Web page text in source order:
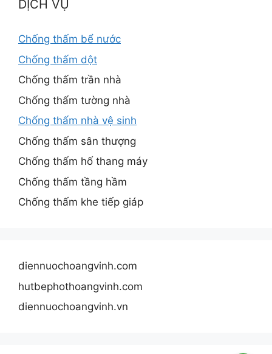
DỊCH VỤ
Chống thấm bể nước
Chống thấm dột
Chống thấm trần nhà
Chống thấm tường nhà
Chống thấm nhà vệ sinh
Chống thấm sân thượng
Chống thấm hố thang máy
Chống thấm tầng hầm
Chống thấm khe tiếp giáp
diennuochoangvinh.com
hutbephothoangvinh.com
diennuochoangvinh.vn